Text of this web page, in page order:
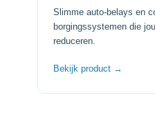
Slimme auto-belays en
borgingssystemen die
reduceren.
Bekijk product →